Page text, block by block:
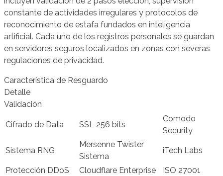
constante de actividades irregulares y protocolos de
reconocimiento de estafa fundados en inteligencia
artificial. Cada uno de los registros personales se guardan
en servidores seguros localizados en zonas con severas
regulaciones de privacidad.
Característica de Resguardo
Detalle
Validación
Cifrado de Data SSL 256 bits
Comodo
Security
Sistema RNG
Mersenne Twister
Sistema
iTech Labs
Protección DDoS Cloudflare Enterprise
ISO 27001